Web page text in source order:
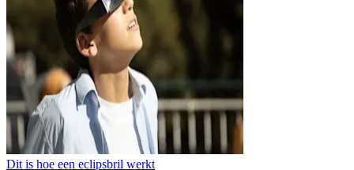
Dit is hoe een eclipsbril werkt